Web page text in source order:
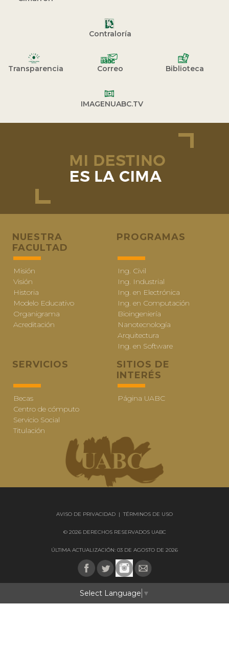
Contraloría
Transparencia Correo Biblioteca
IMAGENUABC.TV
NUESTRA
FACULTAD
Misión
Visión
Historia
Modelo Educativo
Organigrama
Acreditación
PROGRAMAS
Ing. Civil
Ing. Industrial
Ing. en Electrónica
Ing. en Computación
Bioingeniería
Nanotecnología
Arquitectura
Ing. en Software
SERVICIOS
Becas
Centro de cómputo
Servicio Social
Titulación
SITIOS DE
INTERÉS
Página UABC
AVISO DE PRIVACIDAD | TÉRMINOS DE USO
© 2026 DERECHOS RESERVADOS UABC
ÚLTIMA ACTUALIZACIÓN: 03 DE AGOSTO DE 2026
Select Language ▼